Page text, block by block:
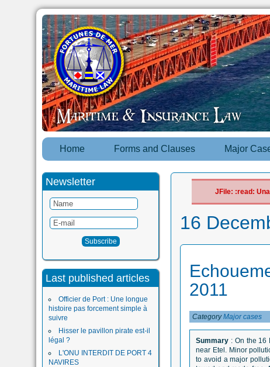
Home Forms and Clauses Major
Newsletter
Last published articles
Officier de Port : Une longue
histoire pas forcement simple à
suivre
Hisser le pavillon pirate est-il
légal ?
L'ONU INTERDIT DE PORT 4
NAVIRES
JFile: :read:
16
2011
CategoryMajor cases
Summary : On the 16
near Etel. Minor
to avoid a major